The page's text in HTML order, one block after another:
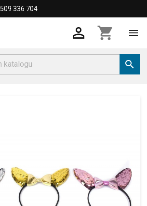
336 704
 shopping_cart 
